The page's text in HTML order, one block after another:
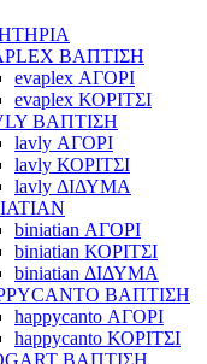
ΒΑΠΤΙΣΗ
evaplex ΑΓΟΡΙ
evaplex ΚΟΡΙΤΣΙ
ΒΑΠΤΙΣΗ
lavly ΑΓΟΡΙ
lavly ΚΟΡΙΤΣΙ
lavly ΔΙΔΥΜΑ
biniatian ΑΓΟΡΙ
biniatian ΚΟΡΙΤΣΙ
biniatian ΔΙΔΥΜΑ
ΒΑΠΤΙΣΗ
happycanto ΑΓΟΡΙ
happycanto ΚΟΡΙΤΣΙ
ΒΑΠΤΙΣΗ